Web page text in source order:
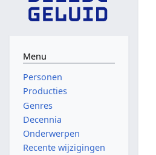
Menu
Personen
Producties
Genres
Decennia
Onderwerpen
Recente wijzigingen